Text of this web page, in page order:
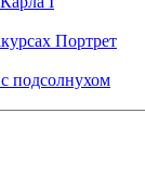
Портрет
подсолнухом